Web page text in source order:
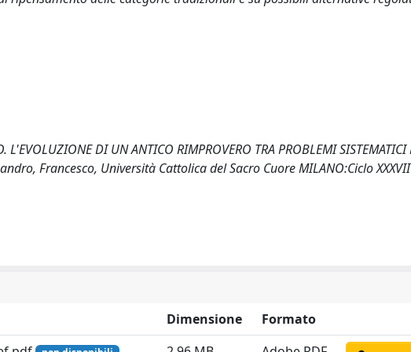
DI UN ANTICO RIMPROVERO TRA PROBLEMI
Francesco, Università Cattolica del Sacro Cuore MILANO:Ciclo XXXVII
Dimensione
Formato